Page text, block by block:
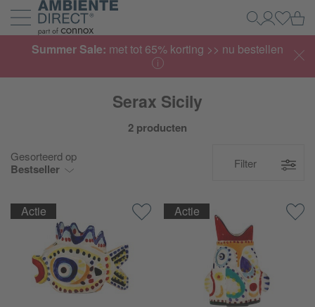
Home
Navigatie uit- en inklappen
Zoeken
Mijn
Summer Sale: met tot 65% korting >> nu bestellen
Serax Sicily
2 producten
Gesorteerd op
Bestseller Filter
Actie Actie